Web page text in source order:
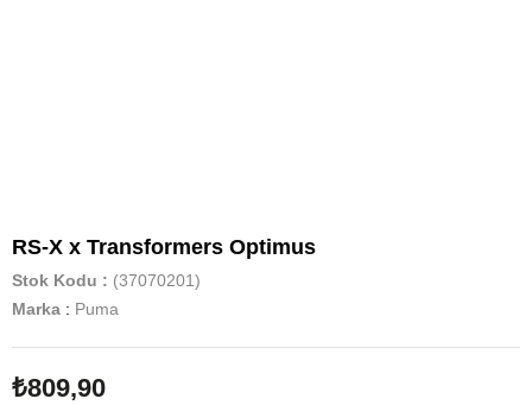
RS-X x Transformers Optimus
Stok Kodu
(37070201)
Marka : Puma
₺809,90